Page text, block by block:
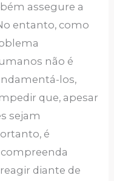
assegure a
entanto, como
não é
los,
que, apesar
sejam
é
diante de